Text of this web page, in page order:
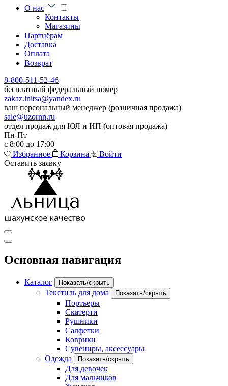
О нас
Контакты
Магазины
Партнёрам
Доставка
Оплата
Возврат
8-800-511-52-46
бесплатный федеральный номер
zakaz.lnitsa@yandex.ru
ваш персональный менеджер (розничная продажа)
sale@uzornn.ru
отдел продаж для ЮЛ и ИП (оптовая продажа)
Пн-Пт
с 8:00 до 17:00
Избранное
Корзина
Войти
Оставить заявку
Основная навигация
Каталог Показать/скрыть
Текстиль для дома Показать/скрыть
Портьеры
Скатерти
Рушники
Салфетки
Коврики
Сувениры, аксессуары
Одежда
Показать/скрыть
Для девочек
Для мальчиков